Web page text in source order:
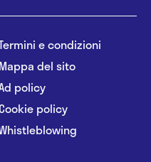
e condizioni
Mappa del sito
policy
Cookie policy